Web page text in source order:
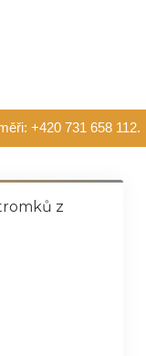
+420 731 658 112.
z